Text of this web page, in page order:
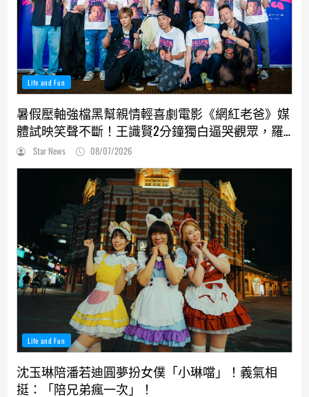
Life and Fun
暑假壓軸強檔黑幫親情輕喜劇電影《網紅老爸》媒
體試映笑聲不斷！王識賢2分鐘獨白逼哭觀眾，羅
志祥、張懷秋受封搞笑MVP
Star News 08/07/2026
Life and Fun
沈玉琳陪潘若迪圓夢扮女僕「小琳噹」！義氣相
挺：「陪兄弟瘋一次」！